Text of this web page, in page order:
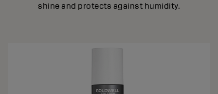
shine and protects against humidity.